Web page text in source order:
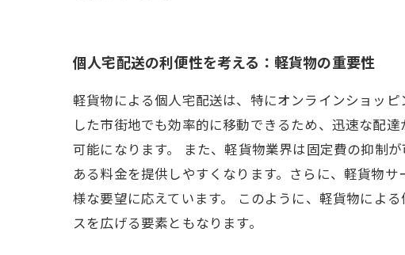
個人宅配送の利便性を考える：軽貨物の重要性
軽貨物による個人宅配送は、特にオンラインショッ
した市街地でも効率的に移動できるため、迅速な配
可能になります。 また、軽貨物業界は固定費の抑制
ある料金を提供しやすくなります。さらに、軽貨物
様な要望に応えています。 このように、軽貨物によ
スを広げる要素ともなります。